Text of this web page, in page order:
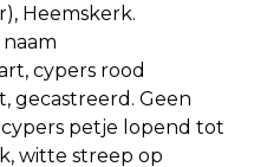
Heemskerk.
naam
cypers rood
gecastreerd. Geen
petje lopend tot
witte streep op